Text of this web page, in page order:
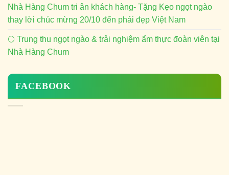
Nhà Hàng Chum tri ân khách hàng- Tặng Kẹo ngọt ngào
thay lời chúc mừng 20/10 đến phái đẹp Việt Nam
🌕 Trung thu ngọt ngào & trải nghiệm ẩm thực đoàn viên tại
Nhà Hàng Chum
FACEBOOK